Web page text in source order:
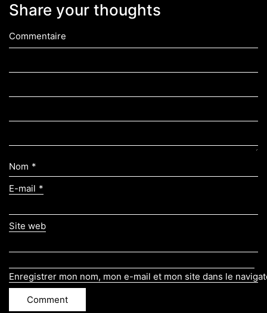
Share your thoughts
Commentaire
Nom *
E-mail *
Site web
Enregistrer mon nom, mon e-mail et mon site dans le